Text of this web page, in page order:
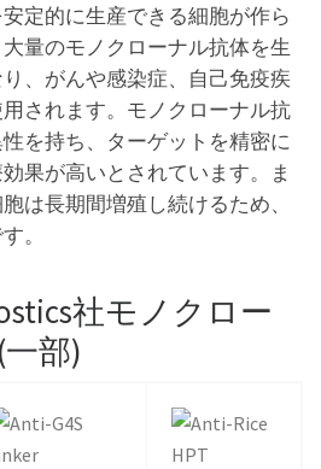
定的に生産できる細胞が作ら
量のモノクローナル抗体を生
、がんや感染症、自己免疫疾
されます。モノクローナル抗
を持ち、ターゲットを精密に
果が高いとされています。ま
は長期間増殖し続けるため、
。
社モノクロー
部)